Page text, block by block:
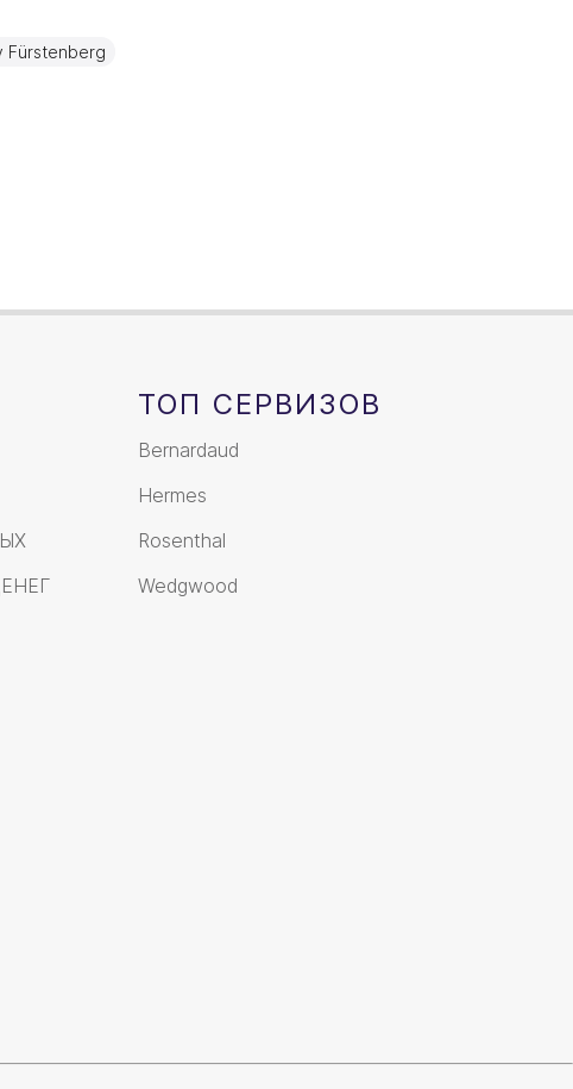
1,20л
Fürstenberg
ТОП СЕРВИЗОВ
Bernardaud
Hermes
Rosenthal
Wedgwood